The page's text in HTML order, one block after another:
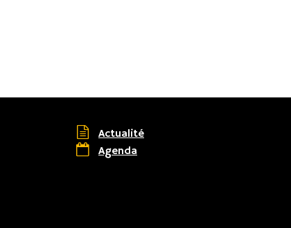

Actualité

Agenda